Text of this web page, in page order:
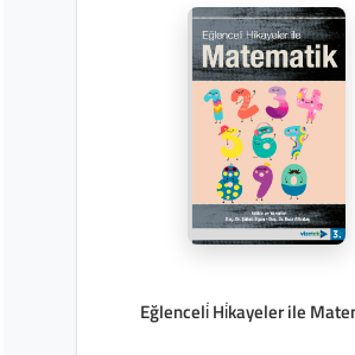
Eğlenceli̇ Hi̇kayeler ile